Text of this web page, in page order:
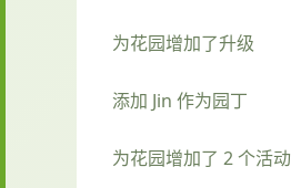
为花园增加了升级
添加 Jin 作为园丁
为花园增加了 2 个活动